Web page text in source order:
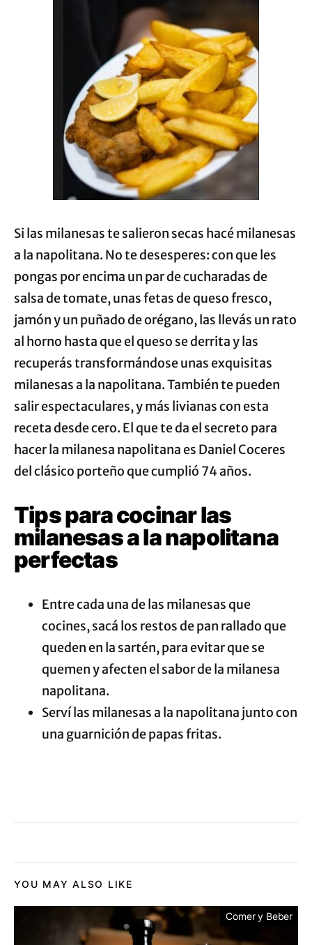
Si las milanesas te salieron secas hacé milanesas
a la napolitana. No te desesperes: con que les
pongas por encima un par de cucharadas de
salsa de tomate, unas fetas de queso fresco,
jamón y un puñado de orégano, las llevás un rato
al horno hasta que el queso se derrita y las
recuperás transformándose unas exquisitas
milanesas a la napolitana.También te pueden
salir espectaculares, y más livianas con esta
receta desde cero. El que te da el secreto para
hacer la milanesa napolitana es Daniel Coceres
del clásico porteño que cumplió 74 años.
Tips para cocinar las
milanesas a la napolitana
perfectas
Entre cada una de las milanesas que
cocines, sacá los restos de pan rallado que
queden en la sartén, para evitar que se
quemen y afecten el sabor de la milanesa
napolitana.
Serví las milanesas a la napolitana junto con
una guarnición de papas fritas.
YOU MAY ALSO LIKE
Comer y Beber